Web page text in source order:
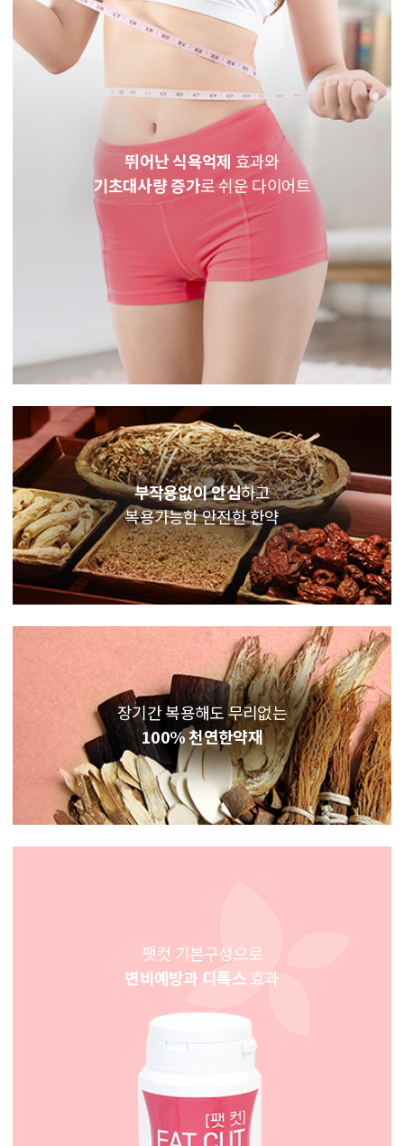
뛰어난 식욕억제 효과와
기초대사량 증가로 쉬운 다이어트
부작용없이 안심하고
복용가능한 안전한 한약
장기간 복용해도 무리없는
100% 천연한약재
팻컷 기본구성으로
변비예방과 디톡스효과